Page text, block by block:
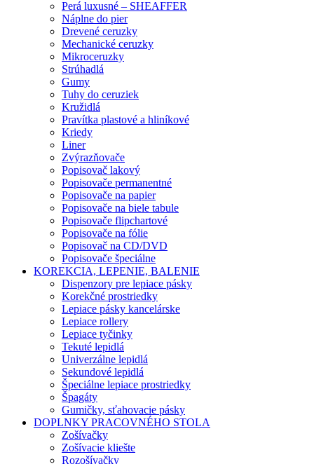
Perá luxusné – SHEAFFER
Náplne do pier
Drevené ceruzky
Mechanické ceruzky
Mikroceruzky
Strúhadlá
Gumy
Tuhy do ceruziek
Kružidlá
Pravítka plastové a hliníkové
Kriedy
Liner
Zvýrazňovače
Popisovač lakový
Popisovače permanentné
Popisovače na papier
Popisovače na biele tabule
Popisovače flipchartové
Popisovače na fólie
Popisovač na CD/DVD
Popisovače špeciálne
KOREKCIA, LEPENIE, BALENIE
Dispenzory pre lepiace pásky
Korekčné prostriedky
Lepiace pásky kancelárske
Lepiace rollery
Lepiace tyčinky
Tekuté lepidlá
Univerzálne lepidlá
Sekundové lepidlá
Špeciálne lepiace prostriedky
Špagáty
Gumičky, sťahovacie pásky
DOPLNKY PRACOVNÉHO STOLA
Zošívačky
Zošívacie kliešte
Rozošívačky